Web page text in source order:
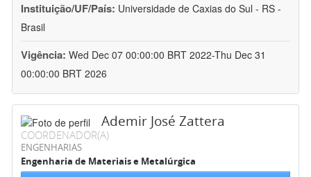
Instituição/UF/País: Universidade de Caxias do Sul - RS -
Brasil
Vigência: Wed Dec 07 00:00:00 BRT 2022-Thu Dec 31
00:00:00 BRT 2026
Ademir José Zattera
COORDENADOR(A)
ENGENHARIAS
Engenharia de Materiais e Metalúrgica